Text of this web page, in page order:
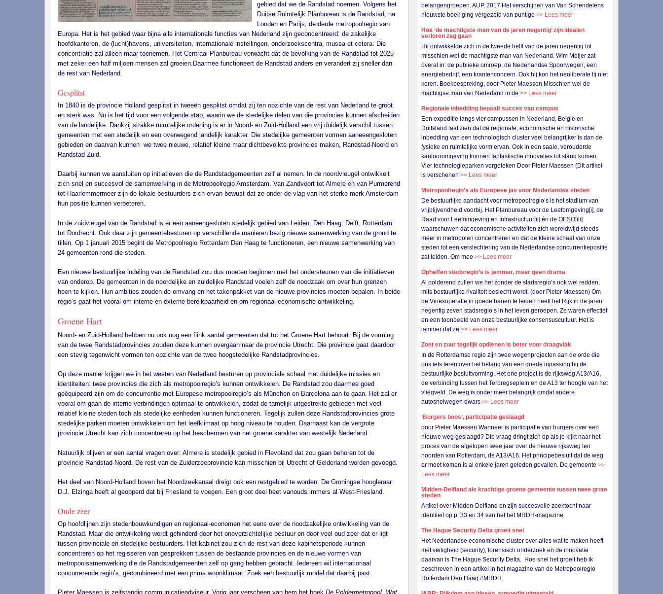
gebied dat we de Randstad noemen. Volgens het
Duitse Ruimtelijk Planbureau is de Randstad, na
Londen en Parijs, de derde metropoolregio van
Europa. Het is het gebied waar bijna alle internationale functies van Nederland zijn geconcentreerd: de zakelijke
hoofdkantoren, de (lucht)havens, universiteiten, internationale instellingen, onderzoekscentra, musea et cetera. Die
concentratie zal alleen maar toenemen. Het Centraal Planbureau verwacht dat de bevolking van de Randstad tot 2025
met zeker een half miljoen mensen zal groeien.Daarmee functioneert de Randstad anders en verandert zij sneller dan
de rest van Nederland.
Gesplitst
In 1840 is de provincie Holland gesplitst in tweeën gesplitst omdat zij ten opzichte van de rest van Nederland te groot
en sterk was. Nu is het tijd voor een volgende stap, waarin we de stedelijke delen van die provincies kunnen afscheiden
van de landelijke. Dankzij strakke ruimtelijke ordening is er in Noord- en Zuid-Holland een vrij duidelijk verschil tussen
gemeenten met een stedelijk en een overwegend landelijk karakter. Die stedelijke gemeenten vormen aaneeengesloten
gebieden en daarvan kunnen we twee nieuwe, relatief kleine maar dichtbevolkte provincies maken, Randstad-Noord en
Randstad-Zuid.
Daarbij kunnen we aansluiten op initiatieven die de Randstadgemeenten zelf al nemen. In de noordvleugel ontwikkelt
zich snel en succesvol de samenwerking in de Metropoolregio Amsterdam. Van Zandvoort tot Almere en van Purmerend
tot Haarlemmermeer zijn de lokale bestuurders zich ervan bewust dat ze onder de vlag van het sterke merk Amsterdam
hun positie kunnen verbeteren.
In de zuidvleugel van de Randstad is er een aaneengesloten stedelijk gebied van Leiden, Den Haag, Delft, Rotterdam
tot Dordrecht. Ook daar zijn gemeentebesturen op verschillende manieren bezig nieuwe samenwerking van de grond te
tillen. Op 1 januari 2015 begint de Metropoolregio Rotterdam Den Haag te functioneren, een nieuwe samenwerking van
24 gemeenten rond die steden.
Een nieuwe bestuurlijke indeling van de Randstad zou dus moeten beginnen met het ondersteunen van die initiatieven
van onderop. De gemeenten in de noordelijke en zuidelijke Randstad voelen zelf de noodzaak om over hun grenzen
heen te kijken. Hun ambities zouden de omvang en het takenpakket van de nieuwe provincies moeten bepalen. In beide
regio’s gaat het vooral om interne en externe bereikbaarheid en om regionaal-economische ontwikkeling.
Groene Hart
Noord- en Zuid-Holland hebben nu ook nog een flink aantal gemeenten dat tot het Groene Hart behoort. Bij de vorming
van de twee Randstadprovincies zouden deze kunnen overgaan naar de provincie Utrecht. Die provincie gaat daardoor
een stevig tegenwicht vormen ten opzichte van de twee hoogstedelijke Randstadprovincies.
Op deze manier krijgen we in het westen van Nederland besturen op provinciale schaal met duidelijke missies en
identiteiten: twee provincies die zich als metropoolregio’s kunnen ontwikkelen. De Randstad zou daarmee goed
geëquipeerd zijn om de concurrentie met Europese metropoolregio’s als München en Barcelona aan te gaan. Het zal er
vooral om gaan de interne verbindingen optimaal te ontwikkelen, zodat de tamelijk uitgestrekte gebieden met veel
relatief kleine steden toch als stedelijke eenheden kunnen functioneren. Tegelijk zullen deze Randstadprovincies grote
stedelijke parken moeten ontwikkelen om het leefklimaat op hoog niveau te houden. Daarnaast kan de vergrote
provincie Utrecht kan zich concentreren op het beschermen van het groene karakter van westelijk Nederland.
Natuurlijk blijven er een aantal vragen over: Almere is stedelijk gebied in Flevoland dat zou gaan behoren tot de
provincie Randstad-Noord. De rest van de Zuiderzeeprovincie kan misschien bij Utrecht of Gelderland worden gevoegd.
Het deel van Noord-Holland boven het Noordzeekanaal dreigt ook een restgebied te worden. De Groningse hoogleraar
D.J. Elzinga heeft al geopperd dat bij Friesland te voegen. Een groot deel heet vanouds immers al West-Friesland.
Oude zeer
Op hoofdlijnen zijn stedenbouwkundigen en regionaal-economen het eens over de noodzakelijke ontwikkeling van de
Randstad. Maar die ontwikkeling wordt gehinderd door het onoverzichtelijke bestuur en door veel oud zeer dat er ligt
tussen provinciale en stedelijke bestuurders. Het kabinet zou zich de rest van deze kabinetsperiode kunnen
concentreren op het regisseren van gesprekken tussen de bestaande provincies en de nieuwe vormen van
metropoolsamenwerking die de Randstadgemeenten zelf op gang hebben gebracht. Iedereen wil internationaal
concurrerende regio’s, gecombineerd met een prima woonklimaat. Zoek een bestuurlijk model dat daarbij past.
Pieter Maessen is zelfstandig communicatieadviseur. Vorig jaar verscheen van hem het boek De Poldermetropool. Wat
belangengroepen. AUP, 2017 Het verschijnen van Van Schendelens
nieuwste boek ging vergezeld van puntige>> Lees meer
Hoe ‘de machtigste man van de jaren negentig’ zijn idealen
verloren zag gaan
Hij ontwikkelde zich in de tweede helft van de jaren negentig tot
misschien wel de machtigste man van Nederland. Wim Meijer zat
overal in: de publieke omroep, de Nederlandse Spoorwegen, een
energiebedrijf, een krantenconcern. Ook hij kon het neoliberale tij niet
keren. Boekbespreking, door Pieter Maessen Misschien wel de
machtigse man van Nederland in de>> Lees meer
Regionale inbedding bepaalt succes van campus
Een expeditie langs vier campussen in Nederland, België en
Duitsland laat zien dat de regionale, economische en historische
inbedding van een technologisch cluster veel belangrijker is dan de
fysieke en ruimtelijke vorm ervan. Ook in een saaie, verouderde
kantooromgeving kunnen fantastische innovaties tot stand komen.
Vier technologieparken vergeleken Door Pieter Maessen (Dit artikel
is verschenen>> Lees meer
Metropoolregio’s als Europese jas voor Nederlandse steden
De bestuurlijke aandacht voor metropoolregio’s is het stadium van
vrijblijvendheid voorbij. Het Planbureau voor de Leefomgeving[i], de
Raad voor Leefomgeving en Infrastructuur[ii] én de OESO[iii]
waarschuwen dat economische activiteiten zich wereldwijd steeds
meer in metropolen concentreren en dat de kleine schaal van onze
steden tot een verslechtering van de Nederlandse concurrentiepositie
zal leiden. Om mee>> Lees meer
Opheffen stadsregio’s is jammer, maar geen drama
Al polderend zullen we het zonder de stadsregio’s ook wel redden,
mits bestuurlijke rivaliteit beslecht wordt. (door Pieter Maessen) Om
de Vinexoperatie in goede banen te leiden heeft het Rijk in de jaren
negentig zeven stadsregio’s in het leven geroepen. Ze waren effectief
en een toonbeeld van onze bestuurlijke consensuscultuur. Het is
jammer dat ze>> Lees meer
Zoet en zuur tegelijk opdienen is beter voor draagvlak
In de Rotterdamse regio zijn twee wegenprojecten aan de orde die
ons iets leren over het belang van een goede inpassing bij de
bestuurlijke besluitvorming. Het ene project is de rijksweg A13/A16,
de verbinding tussen het Terbregseplein en de A13 ter hoogte van het
vliegveld. De weg is onder meer belangrijk omdat andere
autosnelwegen dwars>> Lees meer
‘Burgers boos’, participatie geslaagd
door Pieter Maessen Wanneer is participatie van burgers over een
nieuwe weg geslaagd? Die vraag dringt zich op als je kijkt naar het
proces van de afgelopen twee jaar over de nieuwe rijksweg ten
noorden van Rotterdam, de A13/A16. Het principebesluit dat de weg
er moet komen is al enkele jaren geleden gevallen. De gemeente>>
Lees meer
Midden-Delfland als krachtige groene gemeente tussen twee grote
steden
Artikel over Midden-Delfland en zijn succesvolle zoektocht naar
identiteit op p. 33 en 34 van het het MRDH-magazine.
The Hague Security Delta groeit snel
Het Nederlandse economische cluster over alles wat te maken heeft
met veiligheid (security), forensisch onderzoek en de innovatie
daarvan is The Hague Security Delta. Hoe snel het groeit heb ik
beschreven in een artikel in het magazine van de Metropoolregio
Rotterdam Den Haag #MRDH.